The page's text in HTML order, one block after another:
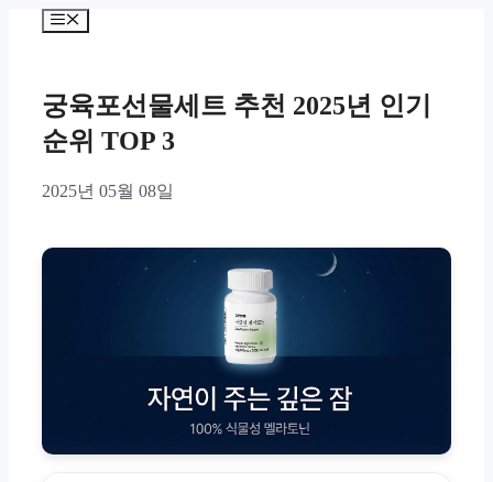
Menu
궁육포선물세트 추천 2025년 인기
순위 TOP 3
2025년 05월 08일